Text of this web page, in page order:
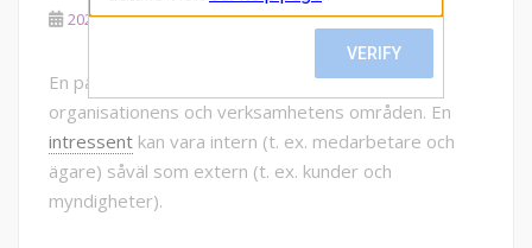
2021-05-04 Mattias Sjödin
En part som har intresse inom ett eller flera av
organisationens och verksamhetens områden. En
intressent kan vara intern (t. ex. medarbetare och
ägare) såväl som extern (t. ex. kunder och
myndigheter).